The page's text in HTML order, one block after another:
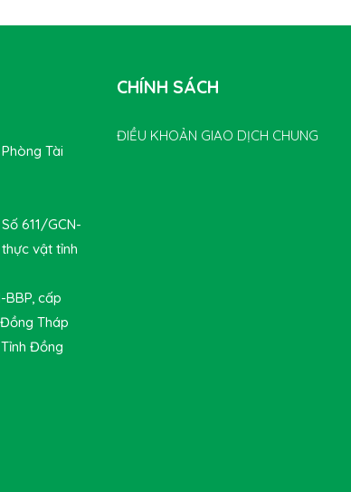
Tài
611/GCN-
vật tỉnh
cấp
Tháp
Đồng
CHÍNH SÁCH
ĐIỀU KHOẢN GIAO DỊCH CHUNG